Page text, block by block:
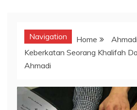
Navigation Home
Keberkatan Seorang Khalifah
Ahmadi